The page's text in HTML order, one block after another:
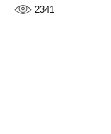
2341